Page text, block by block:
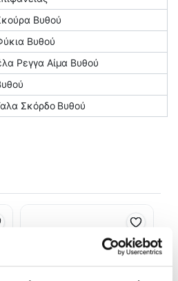
Βυθού
Βυθού
Ρεγγα Αίμα Βυθού
Σκόρδο Βυθού